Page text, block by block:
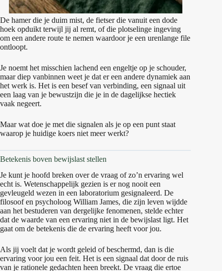
De hamer die je duim mist, de fietser die vanuit een dode
hoek opduikt terwijl jij al remt, of die plotselinge ingeving
om een andere route te nemen waardoor je een urenlange file
ontloopt.
Je noemt het misschien lachend een engeltje op je schouder,
maar diep vanbinnen weet je dat er een andere dynamiek aan
het werk is. Het is een besef van verbinding, een signaal uit
een laag van je bewustzijn die je in de dagelijkse hectiek
vaak negeert.
Maar wat doe je met die signalen als je op een punt staat
waarop je huidige koers niet meer werkt?
Betekenis boven bewijslast stellen
Je kunt je hoofd breken over de vraag of zo’n ervaring wel
echt is. Wetenschappelijk gezien is er nog nooit een
gevleugeld wezen in een laboratorium gesignaleerd. De
filosoof en psycholoog William James, die zijn leven wijdde
aan het bestuderen van dergelijke fenomenen, stelde echter
dat de waarde van een ervaring niet in de bewijslast ligt. Het
gaat om de betekenis die de ervaring heeft voor jou.
Als jij voelt dat je wordt geleid of beschermd, dan is die
ervaring voor jou een feit. Het is een signaal dat door de ruis
van je rationele gedachten heen breekt. De vraag die ertoe